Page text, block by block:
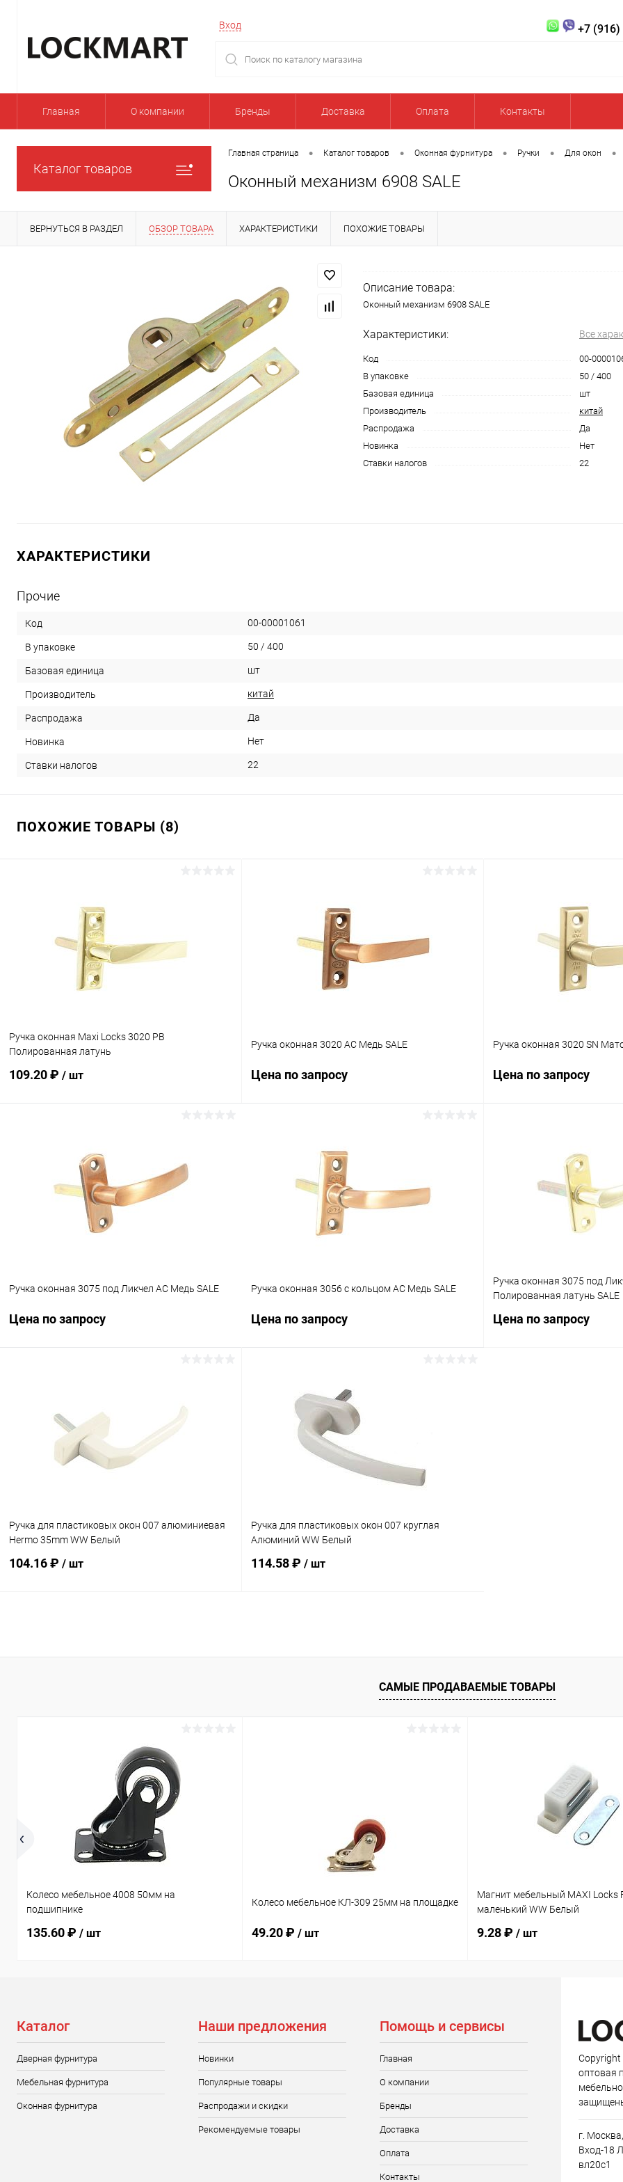
Вход +7 (916)
Главная О компании Бренды Доставка Оплата Контакты
Каталог товаров
Главная страница • Каталог товаров • Оконная фурнитура • Ручки • Для окон •
Оконный механизм 6908 SALE
ВЕРНУТЬСЯ В РАЗДЕЛ ОБЗОР ТОВАРА ХАРАКТЕРИСТИКИ ПОХОЖИЕ ТОВАРЫ
Описание товара:
Оконный механизм 6908 SALE
Характеристики: Все
Код
00-
В упаковке
50 / 400
Базовая единица
шт
Производитель
китай
Распродажа
Да
Новинка
Нет
Ставки налогов
22
ХАРАКТЕРИСТИКИ
Прочие
Код 00-00001061
В упаковке 50 / 400
Базовая единица шт
Производитель китай
Распродажа Да
Новинка Нет
Ставки налогов 22
ПОХОЖИЕ ТОВАРЫ (8)
Ручка оконная Maxi Locks 3020 PB
Полированная латунь
109.20 ₽ / шт
Купить в 1 клик Сравнение
В избранное В наличии
Ручка оконная 3020 AC Медь SALE
Цена по запросу
Купить в 1 клик
В избранное В наличии
Ручка оконная 3020 SN
Цена по запросу
Купить в 1 клик
В избранное
Ручка оконная 3075 под Ликчел AC Медь SALE
Цена по запросу
Купить в 1 клик
В избранное В наличии
Ручка оконная 3056 с кольцом AC Медь SALE
Цена по запросу
Купить в 1 клик
В избранное
Ручка оконная 3075 под
Полированная латунь SALE
Цена по запросу
Ручка для пластиковых окон 007 алюминиевая
Hermo 35mm WW Белый
104.16 ₽ / шт
Купить в 1 клик Сравнение
Ручка для пластиковых окон 007 круглая
Алюминий WW Белый
114.58 ₽ / шт
Купить в 1 клик Сравнение
В наличии
САМЫЕ ПРОДАВАЕМЫЕ ТОВАРЫ
Колесо мебельное 4008 50мм на
подшипнике
135.60 ₽ / шт
Колесо мебельное КЛ-309 25мм на площадке
49.20 ₽ / шт
Магнит мебельный MAXI Locks
маленький WW Белый
9.28 ₽ / шт
Каталог
Дверная фурнитура
Мебельная фурнитура
Оконная фурнитура
Наши предложения
Новинки
Популярные товары
Распродажи и скидки
Рекомендуемые товары
Помощь и сервисы
Главная
О компании
Бренды
Доставка
Оплата
Контакты
Copyright
оптовая
г.
Вход-18
вл20с1